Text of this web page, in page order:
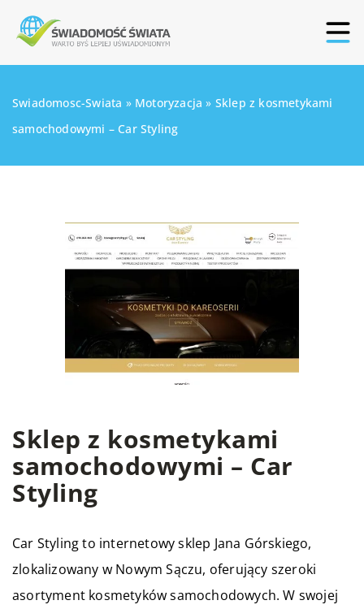
Swiadomosc-Swiata » Motoryzacja » Sklep z kosmetykami
samochodowymi – Car Styling
Sklep z kosmetykami
samochodowymi – Car
Styling
Car Styling to internetowy sklep Jana Górskiego,
zlokalizowany w Nowym Sączu, oferujący szeroki
asortyment kosmetyków samochodowych. W swojej